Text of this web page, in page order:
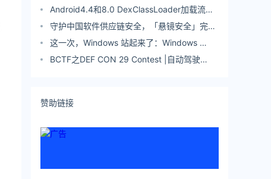
放API，开发人员可将ChatGPT集成到自己产
品；Godot 4.0发布|极客头条
Android4.4和8.0 DexClassLoader加载流程
分析之寻找脱壳点
守护中国软件供应链安全，「悬镜安全」完成
B轮数亿元融资
这一次，Windows 站起来了：Windows ​
&amp; Linux 的性能 Battle！
BCTF之DEF CON 29 Contest |自动驾驶
赞助链接